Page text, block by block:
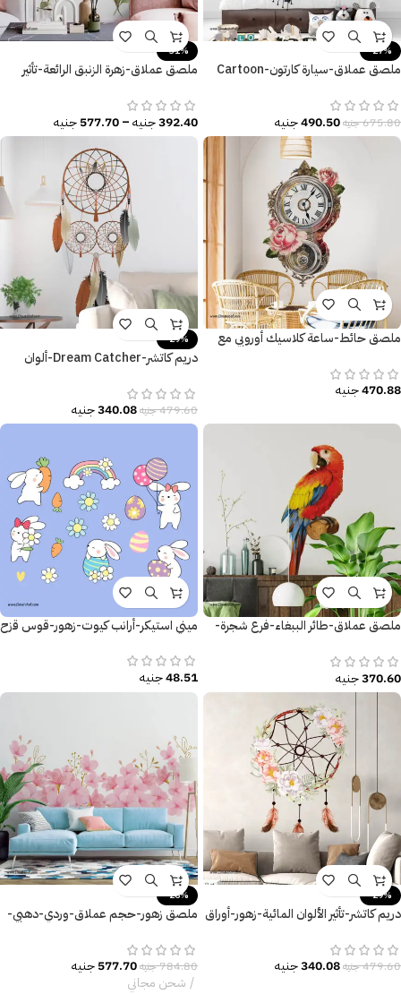
-27%
ملصق عملاق-سيارة كارتون-Cartoon
675.80جنيه490.50جنيه
-31%
ملصق عملاق-زهرة الزنبق الرائعة-تأثير
392.40جنيه–
577.70جنيه
ملصق حائط-ساعة كلاسيك أوروبي مع
470.88جنيه
-29%
دريم كاتشر-Dream Catcher-ألوان
479.60جنيه340.08جنيه
ملصق عملاق-طائر الببغاء-فرع شجرة-
370.60جنيه
ميني استيكر-أرانب كيوت-زهور-قوس قزح
48.51جنيه
-29%
دريم كاتشر-تأثير الألوان المائية-زهور-أوراق
479.60جنيه340.08جنيه
-26%
ملصق زهور-حجم عملاق-وردي-دهبي-
784.80جنيه577.70جنيه
شحن مجاني